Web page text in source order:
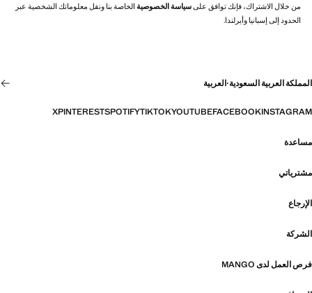
من خلال الاشتراك، فإنك توافق علىسياسة الخصوصية الخاصة بنا ونقل معلوماتك الشخصية عبر
الحدود إلى إسبانيا وأيرلندا.
المملكة العربية السعودية·العربية
INSTAGRAM
FACEBOOK
YOUTUBE
TIKTOK
SPOTIFY
PINTEREST
X
مساعدة
مشترياتي
الإرجاع
الشركة
فرص العمل لدى MANGO